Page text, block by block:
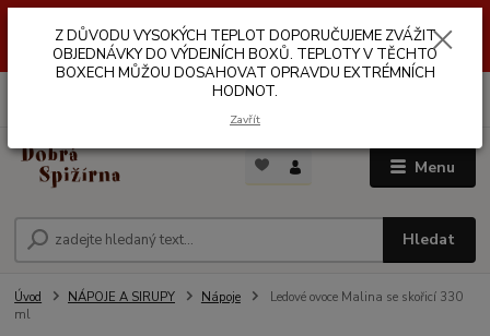
VÝDEJNÍCH BOXŮ. TEPLOTA V TĚCHTO BOXECH MŮŽE DOSAHOVAT
OPRAVDU EXTRÉMNÍCH HODNOT.
Menu
Hledat
Úvod NÁPOJE A SIRUPY Nápoje
Ledové ovoce Malina se skořicí 330
ml
Z DŮVODU VYSOKÝCH TEPLOT DOPORUČUJEME ZVÁŽIT
OBJEDNÁVKY DO VÝDEJNÍCH BOXŮ. TEPLOTY V TĚCHTO
BOXECH MŮŽOU DOSAHOVAT OPRAVDU EXTRÉMNÍCH
HODNOT.
Zavřít